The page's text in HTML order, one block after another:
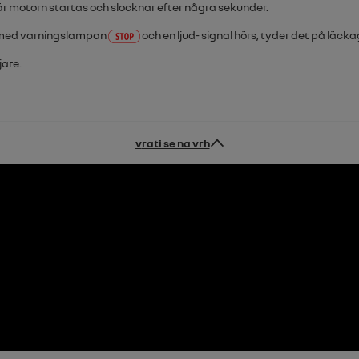
motorn startas och slocknar efter några sekunder.
varningslampan och en ljud- signal hörs, tyder det på
vrati se na vrh